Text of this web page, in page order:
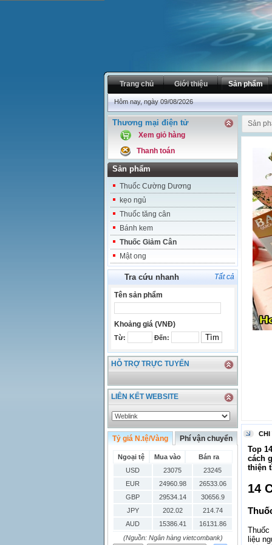
Trang chủ Giới thiệu Sản phẩm
Hôm nay, ngày 09/08/2026
Thương mại điện tử
Xem giỏ hàng
Thanh toán
Sản phẩm
Thuốc Cường Dương
kẹo ngủ
Thuốc tăng cân
Bánh kem
Thuốc Giảm Cân
Mật ong
Tra cứu nhanh Tất cả
Tên sản phẩm
Khoảng giá (VNĐ)
Từ: Đến:
HỖ TRỢ TRỰC TUYẾN
LIÊN KẾT WEBSITE
Tỷ giá N.tệ/Vàng Phí vận chuyển
Ngoại tệ Mua vào
Bán ra
USD
23075
23245
EUR
24960.98
26533.06
GBP
29534.14
30656.9
JPY
202.02
214.74
AUD
15386.41
16131.86
HKD
2906.04
3028.6
(Nguồn: Ngân hàng vietcombank)
Sản
CHI
Top
cách
thiện
14
Thuốc
liệu